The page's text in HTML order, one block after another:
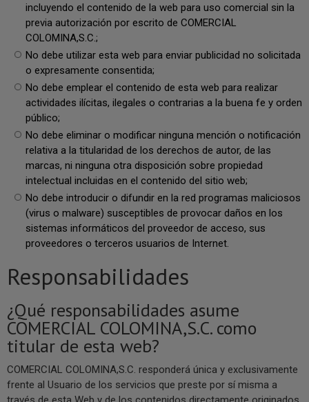
incluyendo el contenido de la web para uso comercial sin la
previa autorización por escrito de COMERCIAL
COLOMINA,S.C.;
No debe utilizar esta web para enviar publicidad no solicitada
o expresamente consentida;
No debe emplear el contenido de esta web para realizar
actividades ilícitas, ilegales o contrarias a la buena fe y orden
público;
No debe eliminar o modificar ninguna mención o notificación
relativa a la titularidad de los derechos de autor, de las
marcas, ni ninguna otra disposición sobre propiedad
intelectual incluidas en el contenido del sitio web;
No debe introducir o difundir en la red programas maliciosos
(virus o malware) susceptibles de provocar daños en los
sistemas informáticos del proveedor de acceso, sus
proveedores o terceros usuarios de Internet.
Responsabilidades
¿Qué responsabilidades asume
COMERCIAL COLOMINA,S.C. como
titular de esta web?
COMERCIAL COLOMINA,S.C. responderá única y exclusivamente
frente al Usuario de los servicios que preste por sí misma a